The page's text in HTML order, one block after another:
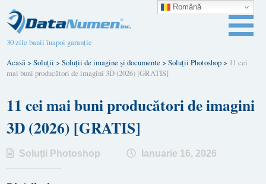
30 zile banii înapoi garanție
Acasă>Soluții >Soluții de imagine și documente >Soluții Photoshop> 11 cei
mai buni producători de imagini 3D (2026) [GRATIS]
11 cei mai buni producători de imagini
3D (2026) [GRATIS]
Soluții Photoshop Ianuarie 16, 2026
Română